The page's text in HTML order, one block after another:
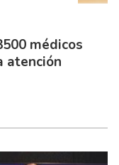
médicos
atención